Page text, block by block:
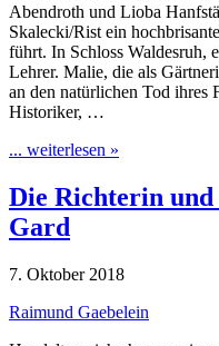
Abendroth und Lioba
Skalecki/Rist ein
führt. In Schloss Waldesruh,
Lehrer. Malie, die als
an den natürlichen Tod ihres
Historiker, …
... weiterlesen »
Die Richterin und
Gard
7. Oktober 2018
Raimund Gaebelein